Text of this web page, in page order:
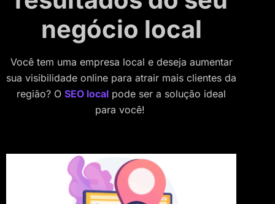
negócio local
Você tem uma empresa local e deseja aumentar
sua visibilidade online para atrair mais clientes da
região? O SEO local pode ser a solução ideal
para você!